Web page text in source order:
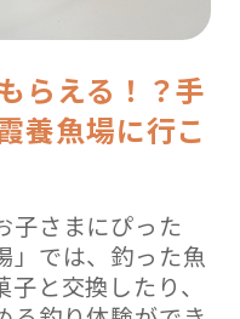
らえる！？手
養魚場に行こ
子さまにぴった
」では、釣った魚
と交換したり、